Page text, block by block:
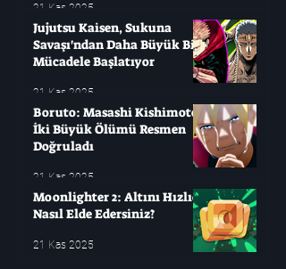
21 Kas 2025
Jujutsu Kaisen, Sukuna
Savaşı'ndan Daha Büyük Bir
Mücadele Başlatıyor
21 Kas 2025
Boruto: Masashi Kishimoto
İki Büyük Ölümü Resmen
Doğruladı
21 Kas 2025
Moonlighter 2: Altını Hızlıca
Nasıl Elde Edersiniz?
21 Kas 2025